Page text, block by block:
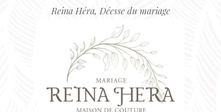
Reina Héra, Déesse du mariage